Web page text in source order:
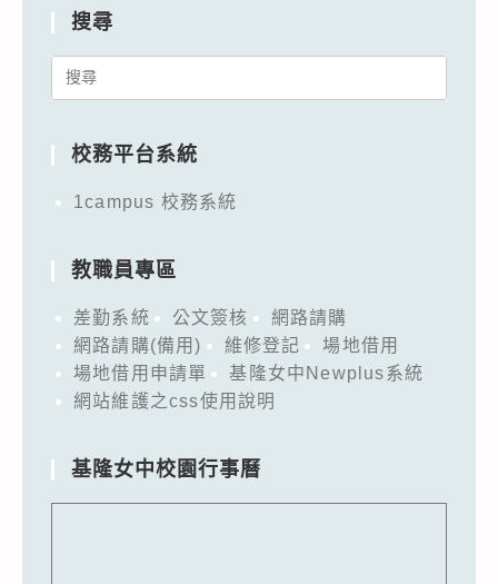
搜尋
Search
校務平台系統
1campus 校務系統
教職員專區
差勤系統 公文簽核
網路請購
網路請購(備用)
維修登記
場地借用
場地借用申請單
基隆女中Newplus系統
網站維護之css使用說明
基隆女中校園行事曆